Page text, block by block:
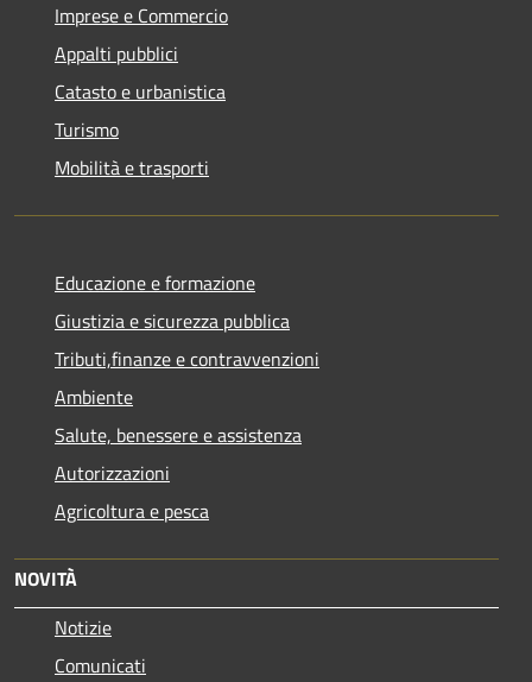
Imprese e Commercio
Appalti pubblici
Catasto e urbanistica
Turismo
Mobilità e trasporti
Educazione e formazione
Giustizia e sicurezza pubblica
Tributi,finanze e contravvenzioni
Ambiente
Salute, benessere e assistenza
Autorizzazioni
Agricoltura e pesca
NOVITÀ
Notizie
Comunicati